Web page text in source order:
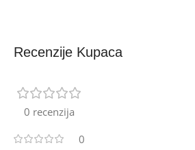
Recenzije Kupaca
0 recenzija
0